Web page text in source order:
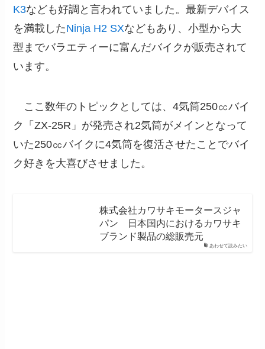
K3なども好調と言われていました。最新デバイス
を満載したNinja H2 SXなどもあり、小型から大
型までバラエティーに富んだバイクが販売されて
います。
ここ数年のトピックとしては、4気筒250㏄バイ
ク「ZX-25R」が発売され2気筒がメインとなって
いた250㏄バイクに4気筒を復活させたことでバイ
ク好きを大喜びさせました。
あわせて読みたい
株式会社カワサキモータースジャ
パン 日本国内におけるカワサキ
ブランド製品の総販売元